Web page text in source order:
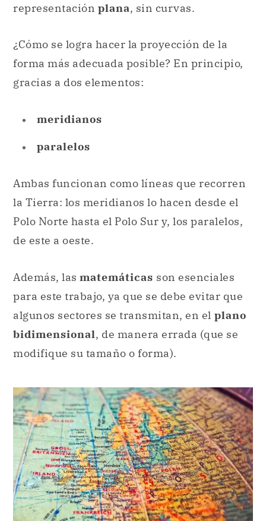
gracias a dos elementos:
meridianos
paralelos
Ambas funcionan como líneas que recorren
Polo Norte hasta el Polo Sur y, los paralelos,
Además, las matemáticasson esenciales
para este trabajo, ya que se debe evitar que
algunos sectores se transmitan, en el
modifique su tamaño o forma).
Las diferentes proyecciones cartográficas muestran
partes del globo terráqueo desde distintos ángulos.